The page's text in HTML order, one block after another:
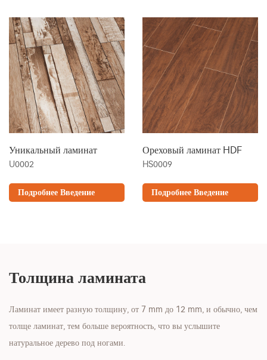
Уникальный ламинат
U0002
Подробнее Введение
Ореховый ламинат HDF
HS0009
Подробнее Введение
Толщина ламината
Ламинат имеет разную толщину, от 7 mm до 12 mm, и обычно, чем
толще ламинат, тем больше вероятность, что вы услышите
натуральное дерево под ногами.